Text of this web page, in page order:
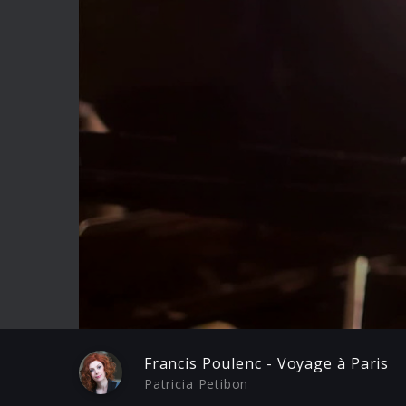
Play
Francis Poulenc - Voyage à Paris
Patricia Petibon